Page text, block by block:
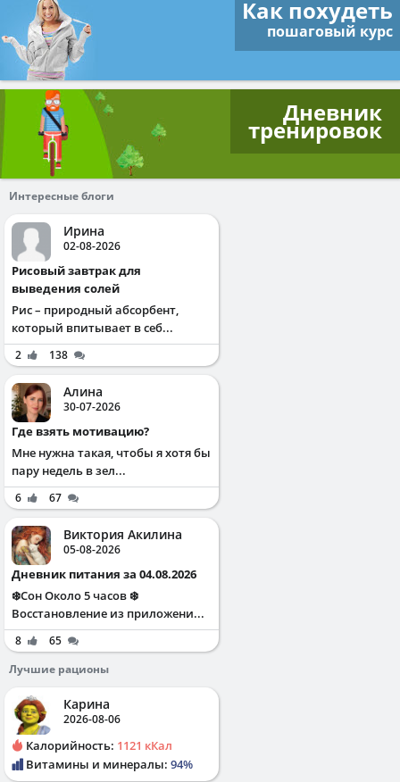
Как похудеть
пошаговый курс
Дневник
тренировок
Интересные блоги
Ирина
02-08-2026
Рисовый завтрак для
выведения солей
Рис – природный абсорбент,
который впитывает в себ...
2 138
Алина
30-07-2026
Где взять мотивацию?
Мне нужна такая, чтобы я хотя бы
пару недель в зел...
6 67
Виктория Акилина
05-08-2026
Дневник питания за 04.08.2026
❄️Сон Около 5 часов ❄️
Восстановление из приложени...
8
65
Лучшие рационы
Карина
2026-08-06
Калорийность: 1121 кКал
Витамины и минералы: 94%